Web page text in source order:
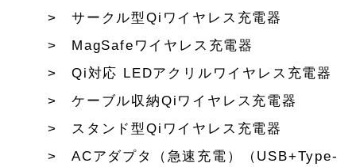
サークル型Qiワイヤレス充電器
MagSafeワイヤレス充電器
Qi対応 LEDアクリルワイヤレス充電器
ケーブル収納Qiワイヤレス充電器
スタンド型Qiワイヤレス充電器
ACアダプタ（急速充電）（USB+Type-